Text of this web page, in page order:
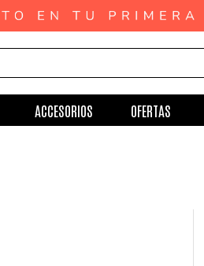
ACCESORIOS OFERTAS